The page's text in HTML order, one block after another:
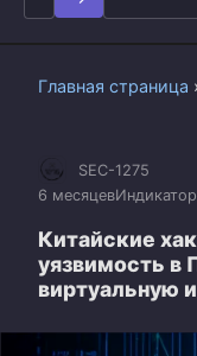
for:
Главная страница
SEC-1275
6 месяцев
Китайские
уязвимость в
виртуальную